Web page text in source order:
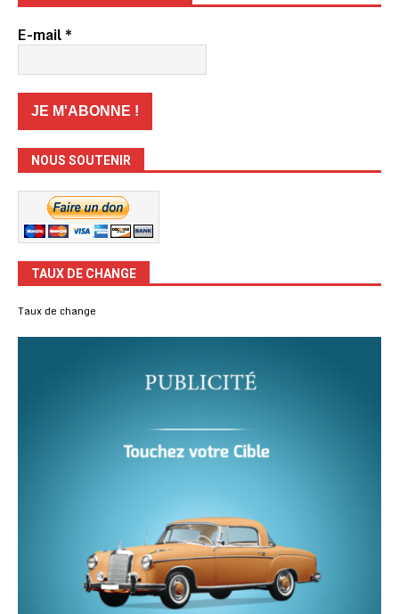
E-mail*
NOUS SOUTENIR
TAUX DE CHANGE
Taux de change